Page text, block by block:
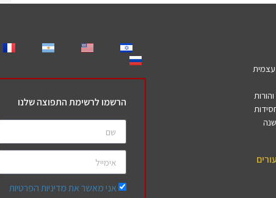
הרשמו לרשימת התפוצה שלנו
אני מאשר את מדיניות הפרטיות